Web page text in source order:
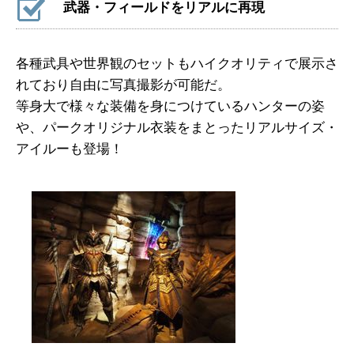
武器・フィールドをリアルに再現
各種武具や世界観のセットもハイクオリティで展示さ
れており自由に写真撮影が可能だ。
等身大で様々な装備を身につけているハンターの姿
や、パークオリジナル衣装をまとったリアルサイズ・
アイルーも登場！